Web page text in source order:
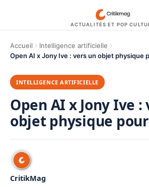
ACTUALITÉS ET POP
Accueil
Intelligence artificielle
Open AI x Jony Ive : vers un objet physique
INTELLIGENCE ARTIFICIELLE
Open AI x Jony Ive :
objet physique pour
CritikMag